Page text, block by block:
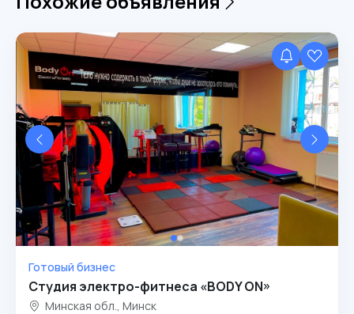
Готовый бизнес
Студия электро-фитнеса «BODY ON»
Минская обл., Минск